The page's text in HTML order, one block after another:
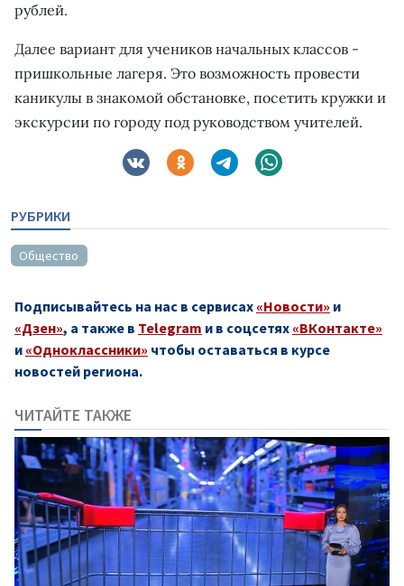
рублей.
Далее вариант для учеников начальных классов -
пришкольные лагеря. Это возможность провести
каникулы в знакомой обстановке, посетить кружки и
экскурсии по городу под руководством учителей.
РУБРИКИ
Общество
Подписывайтесь на нас в сервисах «Новости» и
«Дзен», а также в Telegram и в соцсетях «ВКонтакте»
и «Одноклассники» чтобы оставаться в курсе
новостей региона.
ЧИТАЙТЕ ТАКЖЕ